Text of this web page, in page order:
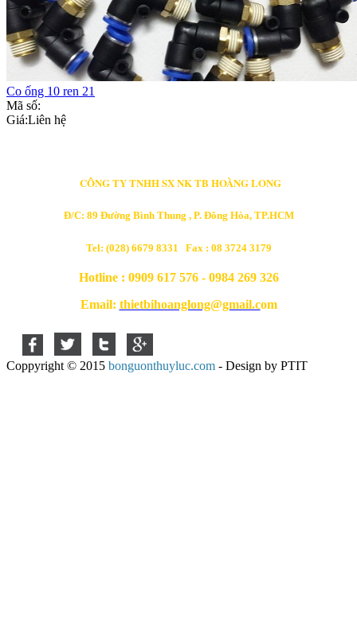
Co ống 10 ren 21
Mã số:
Giá:Liên hệ
CÔNG TY TNHH SX NK TB HOÀNG LONG
Đ/C: 89 Đường Bình Thung , P. Đông Hòa, TP.HCM
Tel: (028) 6679 8331 Fax : 08 3724 3179
Hotline : 0909 617 576 - 0984 269 326
Email: thietbihoanglong@gmail.com
Coppyright © 2015 bonguonthuyluc.com - Design by PTIT